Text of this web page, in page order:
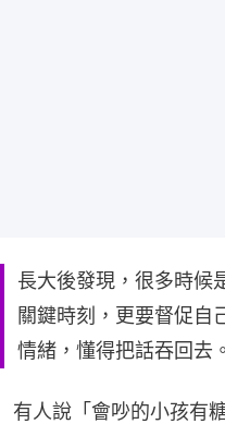
長大後發現，很多時候
關鍵時刻，更要督促自
情緒，懂得把話吞回去。
有人說「會吵的小孩有